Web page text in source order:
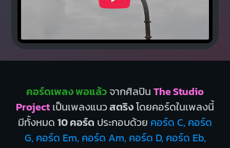
คอร์ดเพลง พอแล้ว จากศิลปิน The Studio
Projectเป็นเพลงแนวสตริงโดยคอร์ดในเพลงนี้
มีทั้งหมด 10 คอร์ด ประกอบด้วย คอร์ด C, คอร์ด
G, คอร์ด Em, คอร์ด Am, คอร์ด D, คอร์ด Eb,